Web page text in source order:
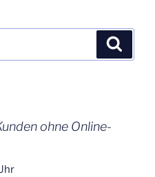
ohne Online-